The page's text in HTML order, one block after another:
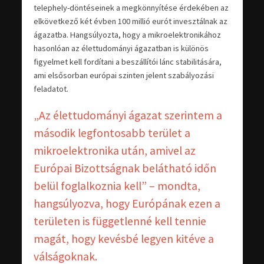
telephely-döntéseinek a megkönnyítése érdekében az
elkövetkező két évben 100 millió eurót invesztálnak az
ágazatba. Hangsúlyozta, hogy a mikroelektronikához
hasonlóan az élettudományi ágazatban is különös
figyelmet kell fordítani a beszállítói lánc stabilitására,
ami elsősorban európai szinten jelent szabályozási
feladatot.
„Az élettudományi ágazat szerintem a
második legfontosabb terület a
mikroelektronika után, amivel az
Európai Bizottságnak belátható időn
belül foglalkoznia kell” – mondta,
hangsúlyozva, hogy Európának ezen a
területen is függetlenné kell tennie
magát, hogy kevésbé legyen kitéve a
válságoknak.